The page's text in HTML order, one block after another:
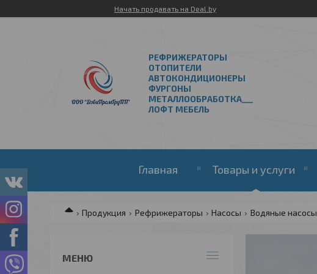
Начать продавать на Deal.by
РЕФРИЖЕРАТОРЫ
ОТОПИТЕЛИ
АВТОКОНДИЦИОНЕРЫ
ФУРГОНЫ
МЕТАЛЛООБРАБОТКА___
ЛОФТ МЕБЕЛЬ
Главная Товары и услуги
Продукция Рефрижераторы Насосы Водяные насосы